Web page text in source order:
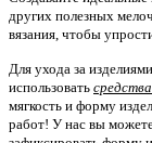
других полезных
вязания, чтобы
Для ухода за
использовать
мягкость и форму
работ! У нас вы